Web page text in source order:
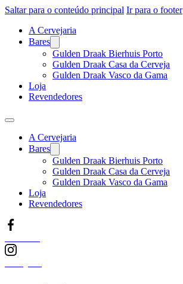
Saltar para o conteúdo principal Ir para o footer
A Cervejaria
Bares
Gulden Draak Bierhuis Porto
Gulden Draak Casa da Cerveja
Gulden Draak Vasco da Gama
Loja
Revendedores
A Cervejaria
Bares
Gulden Draak Bierhuis Porto
Gulden Draak Casa da Cerveja
Gulden Draak Vasco da Gama
Loja
Revendedores